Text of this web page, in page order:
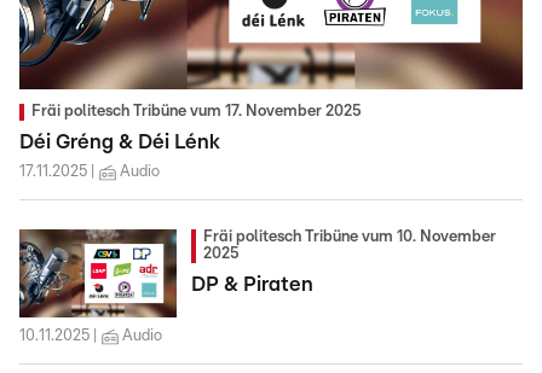
Fräi politesch Tribüne vum 17. November 2025
Déi Gréng & Déi Lénk
17.11.2025 Audio
Fräi politesch Tribüne vum 10. November
2025
DP & Piraten
10.11.2025 Audio